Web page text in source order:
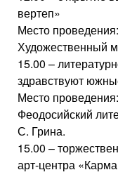
вертеп»
Место
Художественный
15.00 –
здравствуют
Место
Феодосийский
С. Грина.
15.00 –
арт-центра